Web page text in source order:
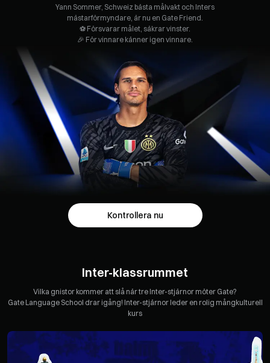
Yann Sommer, Schweiz bästa målvakt och Inters
mästarförmyndare, är nu en Gate Friend.
⚽️ Försvarar målet, säkrar vinster.
🎉 För vinnare känner igen vinnare.
Kontrollera nu
Inter-klassrummet
Vilka gnistor kommer att slå när tre Inter-stjärnor möter Gate?
Gate Language School drar igång! Inter-stjärnor leder en rolig mångkulturell
kurs